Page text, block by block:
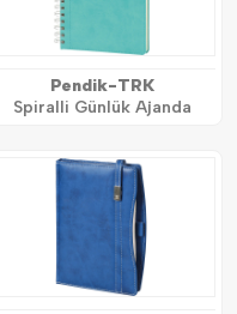
Pendik-TRK
Spiralli Günlük Ajanda